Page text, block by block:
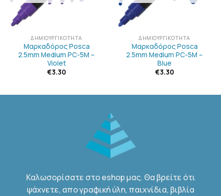
ΔΗΜΙΟΥΡΓΙΚΌΤΗΤΑ
Μαρκαδόρος Posca
2.5mm Medium PC-5M –
Violet
€3.30
ΔΗΜΙΟΥΡΓΙΚΌΤΗΤΑ
Μαρκαδόρος Posca
2.5mm Medium PC-5M –
Blue
€3.30
Καλωσορίσατε στο eshop μας. Θα βρείτε ότι
ψάχνετε, απο γραφική ύλη, παιχνίδια, βιβλία